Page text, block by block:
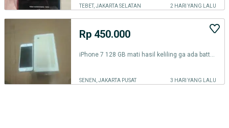
TEBET, JAKARTA SELATAN 2 HARI YANG LALU
Rp 450.000
SENEN, JAKARTA PUSAT 3 HARI YANG LALU